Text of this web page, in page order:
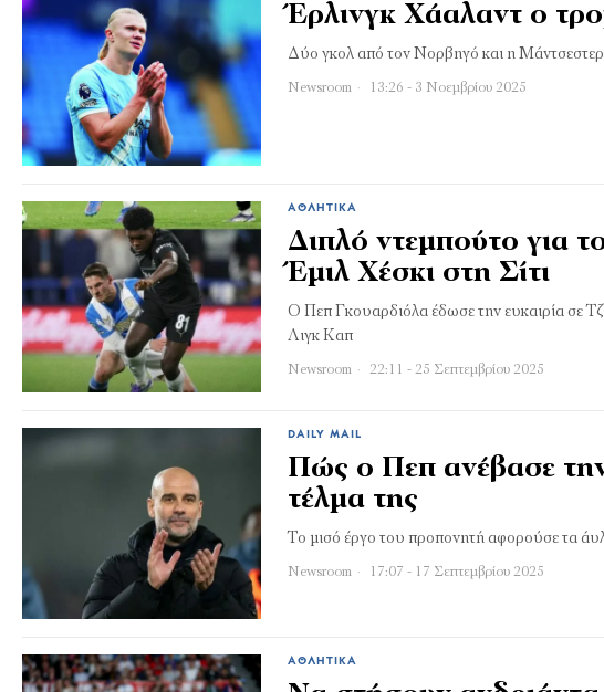
Έρλινγκ Χάαλαντ ο
Δύο γκολ από τον Νορβηγό και η Μάντσεστερ
Newsroom 13:26 - 3 Νοεμβρίου 2025
ΑΘΛΗΤΙΚΆ
Διπλό ντεμπούτο για
Έμιλ Χέσκι στη Σίτι
Ο Πεπ Γκουαρδιόλα έδωσε την ευκαιρία σε
Λιγκ Καπ
Newsroom 22:11 - 25 Σεπτεμβρίου 2025
DAILY MAIL
Πώς ο Πεπ ανέβασε την
τέλμα της
Το μισό έργο του προπονητή αφορούσε τα
Newsroom 17:07 - 17 Σεπτεμβρίου 2025
ΑΘΛΗΤΙΚΆ